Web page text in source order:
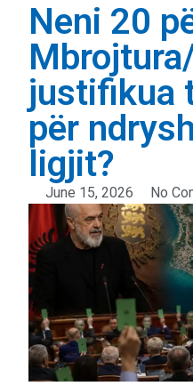
Neni 20
justifikua
për
ligjit?
June 15, 2026 No